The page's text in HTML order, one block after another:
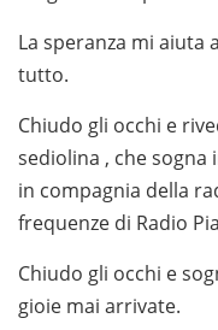
La speranza mi aiuta
tutto.
Chiudo gli occhi e
sediolina , che
in compagnia della
frequenze di Radio
Chiudo gli occhi e
gioie mai arrivate.